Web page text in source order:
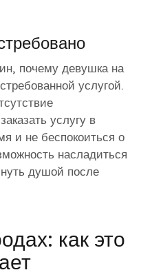
почему девушка на
услугой.
услугу в
и не беспокоиться о
насладиться
душой после
как это